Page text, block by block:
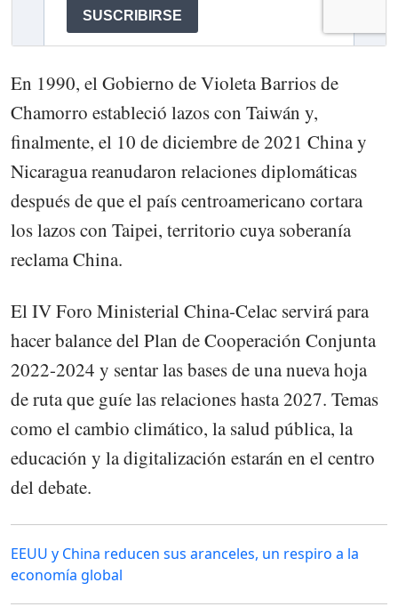
En 1990, el Gobierno de Violeta Barrios de
Chamorro estableció lazos con Taiwán y,
finalmente, el 10 de diciembre de 2021 China y
Nicaragua reanudaron relaciones diplomáticas
después de que el país centroamericano cortara
los lazos con Taipei, territorio cuya soberanía
reclama China.
El IV Foro Ministerial China-Celac servirá para
hacer balance del Plan de Cooperación Conjunta
2022-2024 y sentar las bases de una nueva hoja
de ruta que guíe las relaciones hasta 2027. Temas
como el cambio climático, la salud pública, la
educación y la digitalización estarán en el centro
del debate.
EEUU y China reducen sus aranceles, un respiro a la
economía global